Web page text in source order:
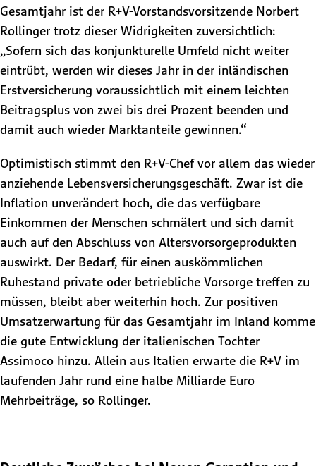
Gesamtjahr ist der R+V-Vorstandsvorsitzende Norbert
Rollinger trotz dieser Widrigkeiten zuversichtlich:
„Sofern sich das konjunkturelle Umfeld nicht weiter
eintrübt, werden wir dieses Jahr in der inländischen
Erstversicherung voraussichtlich mit einem leichten
Beitragsplus von zwei bis drei Prozent beenden und
damit auch wieder Marktanteile gewinnen.“
Optimistisch stimmt den R+V-Chef vor allem das wieder
anziehende Lebensversicherungsgeschäft. Zwar ist die
Inflation unverändert hoch, die das verfügbare
Einkommen der Menschen schmälert und sich damit
auch auf den Abschluss von Altersvorsorgeprodukten
auswirkt. Der Bedarf, für einen auskömmlichen
Ruhestand private oder betriebliche Vorsorge treffen zu
müssen, bleibt aber weiterhin hoch. Zur positiven
Umsatzerwartung für das Gesamtjahr im Inland komme
die gute Entwicklung der italienischen Tochter
Assimoco hinzu. Allein aus Italien erwarte die R+V im
laufenden Jahr rund eine halbe Milliarde Euro
Mehrbeiträge, so Rollinger.